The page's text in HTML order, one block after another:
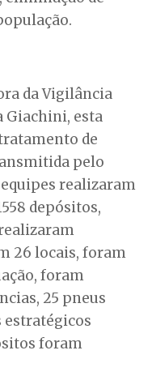
da Vigilância
Giachini, esta
de
pelo
realizaram
depósitos,
26 locais, foram
foram
25 pneus
estratégicos
foram